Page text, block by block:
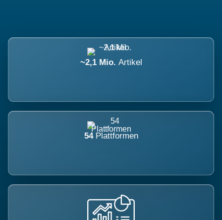
~2,1 Mio. Artikel
54 Plattformen